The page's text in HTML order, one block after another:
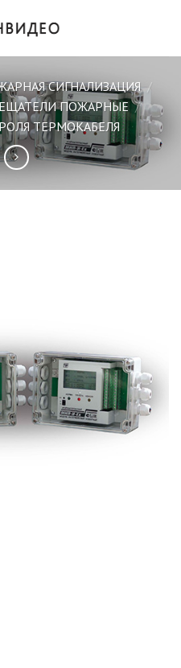
СИГНАЛИЗАЦИЯ /
ПОЖАРНЫЕ /
ТЕРМОКАБЕЛЯ